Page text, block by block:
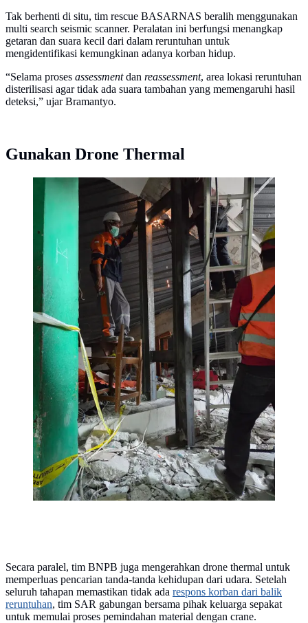
Tak berhenti di situ, tim rescue BASARNAS beralih menggunakan
multi search seismic scanner. Peralatan ini berfungsi menangkap
getaran dan suara kecil dari dalam reruntuhan untuk
mengidentifikasi kemungkinan adanya korban hidup.
“Selama proses assessmentdan reassessment, area lokasi reruntuhan
disterilisasi agar tidak ada suara tambahan yang memengaruhi hasil
deteksi,” ujar Bramantyo.
Gunakan Drone Thermal
Tim SAR gabungan mulai mengerahkan alat berat
berupa crane untuk memindahkan material reruntuhan
dari bagian atas reruntuhan bangunan.
(Liputan6.com/Dian)
Secara paralel, tim BNPB juga mengerahkan drone thermal untuk
memperluas pencarian tanda-tanda kehidupan dari udara. Setelah
seluruh tahapan memastikan tidak ada respons korban dari balik
reruntuhan, tim SAR gabungan bersama pihak keluarga sepakat
untuk memulai proses pemindahan material dengan crane.